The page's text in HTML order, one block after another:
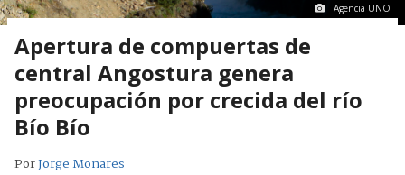
Agencia UNO
Apertura de compuertas de
central Angostura genera
preocupación por crecida del río
Bío Bío
PorJorge Monares